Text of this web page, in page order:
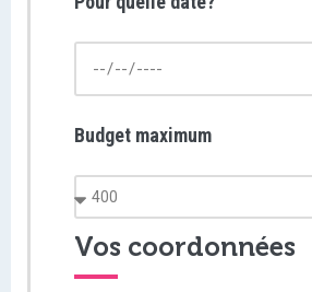
Budget maximum
Vos coordonnées